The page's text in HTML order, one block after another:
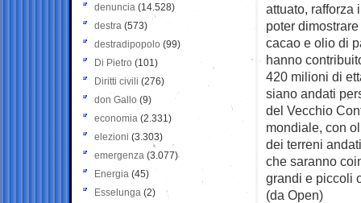
attuato, rafforza
poter
cacao e olio di
hanno
420 milioni di
siano andati
del Vecchio
mondiale, con
dei terreni
che saranno
grandi e piccoli
(da Open)
denuncia (14.528)
destra (573)
destradipopolo (99)
Di Pietro (101)
Diritti civili (276)
don Gallo (9)
economia (2.331)
elezioni (3.303)
emergenza (3.077)
Energia (45)
Esselunga (2)